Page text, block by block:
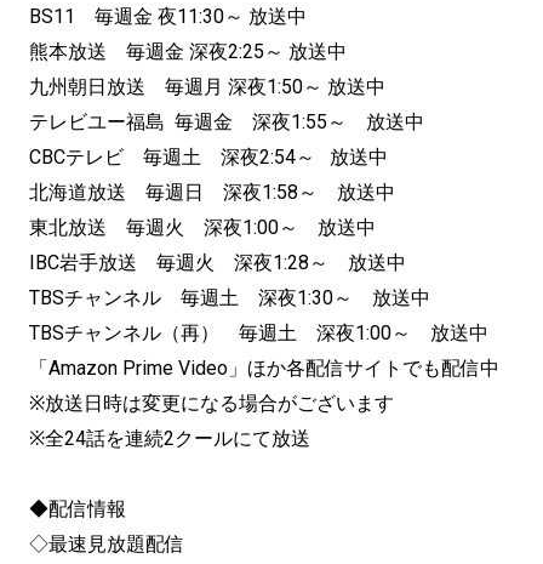
BS11 毎週金 夜11:30～ 放送中
熊本放送 毎週金 深夜2:25～ 放送中
九州朝日放送 毎週月 深夜1:50～ 放送中
テレビユー福島 毎週金 深夜1:55～ 放送中
CBCテレビ 毎週土 深夜2:54～ 放送中
北海道放送 毎週日 深夜1:58～ 放送中
東北放送 毎週火 深夜1:00～ 放送中
IBC岩手放送 毎週火 深夜1:28～ 放送中
TBSチャンネル 毎週土 深夜1:30～ 放送中
TBSチャンネル（再） 毎週土 深夜1:00～ 放送中
「Amazon Prime Video」ほか各配信サイトでも配信中
※放送日時は変更になる場合がございます
※全24話を連続2クールにて放送
◆配信情報
◇最速見放題配信